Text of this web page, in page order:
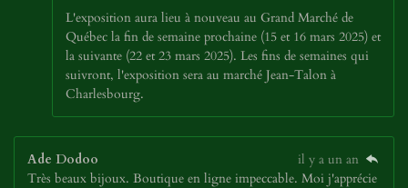
L'exposition aura lieu à nouveau au Grand Marché de
Québec la fin de semaine prochaine (15 et 16 mars 2025) et
la suivante (22 et 23 mars 2025). Les fins de semaines qui
suivront, l'exposition sera au marché Jean-Talon à
Charlesbourg.
Ade Dodoo
il y a un an
Très beaux bijoux. Boutique en ligne impeccable. Moi j'apprécie